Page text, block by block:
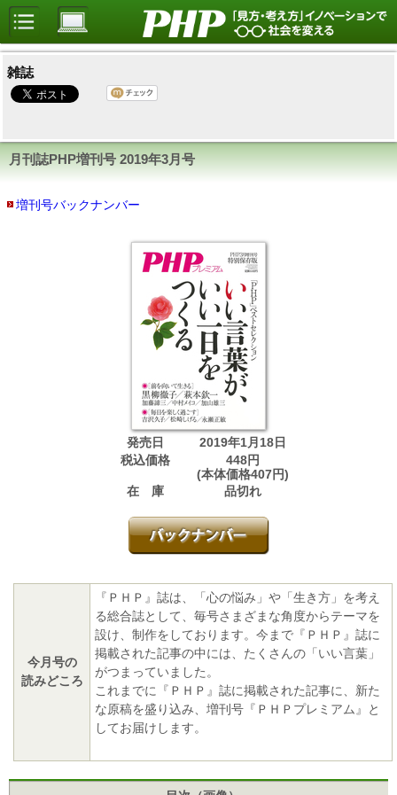
雑誌
月刊誌PHP増刊号 2019年3月号
増刊号バックナンバー
発売日
2019年1月18日
税込価格
448円
(本体価格407円)
在 庫
品切れ
今月号の
読みどころ
『ＰＨＰ』誌は、「心の悩み」や「生き方」を考え
る総合誌として、毎号さまざまな角度からテーマを
設け、制作をしております。今まで『ＰＨＰ』誌に
掲載された記事の中には、たくさんの「いい言葉」
がつまっていました。
これまでに『ＰＨＰ』誌に掲載された記事に、新た
な原稿を盛り込み、増刊号『ＰＨＰプレミアム』と
してお届けします。